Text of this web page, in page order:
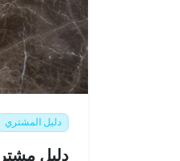
دليل المشتري